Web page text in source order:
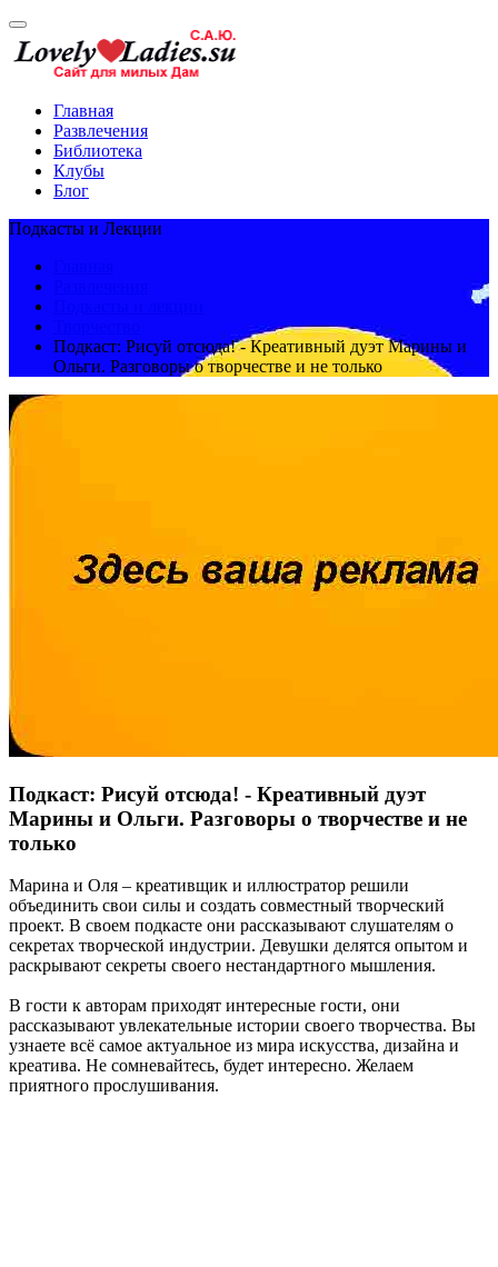
Главная
Развлечения
Библиотека
Клубы
Блог
Подкасты и Лекции
Подкаст: Рисуй отсюда! - Креативный дуэт Марины и
Ольги. Разговоры о творчестве и не только
Подкаст: Рисуй отсюда! - Креативный дуэт
Марины и Ольги. Разговоры о творчестве и не
только
Марина и Оля – креативщик и иллюстратор решили
объединить свои силы и создать совместный творческий
проект. В своем подкасте они рассказывают слушателям о
секретах творческой индустрии. Девушки делятся опытом и
раскрывают секреты своего нестандартного мышления.
В гости к авторам приходят интересные гости, они
рассказывают увлекательные истории своего творчества. Вы
узнаете всё самое актуальное из мира искусства, дизайна и
креатива. Не сомневайтесь, будет интересно. Желаем
приятного прослушивания.